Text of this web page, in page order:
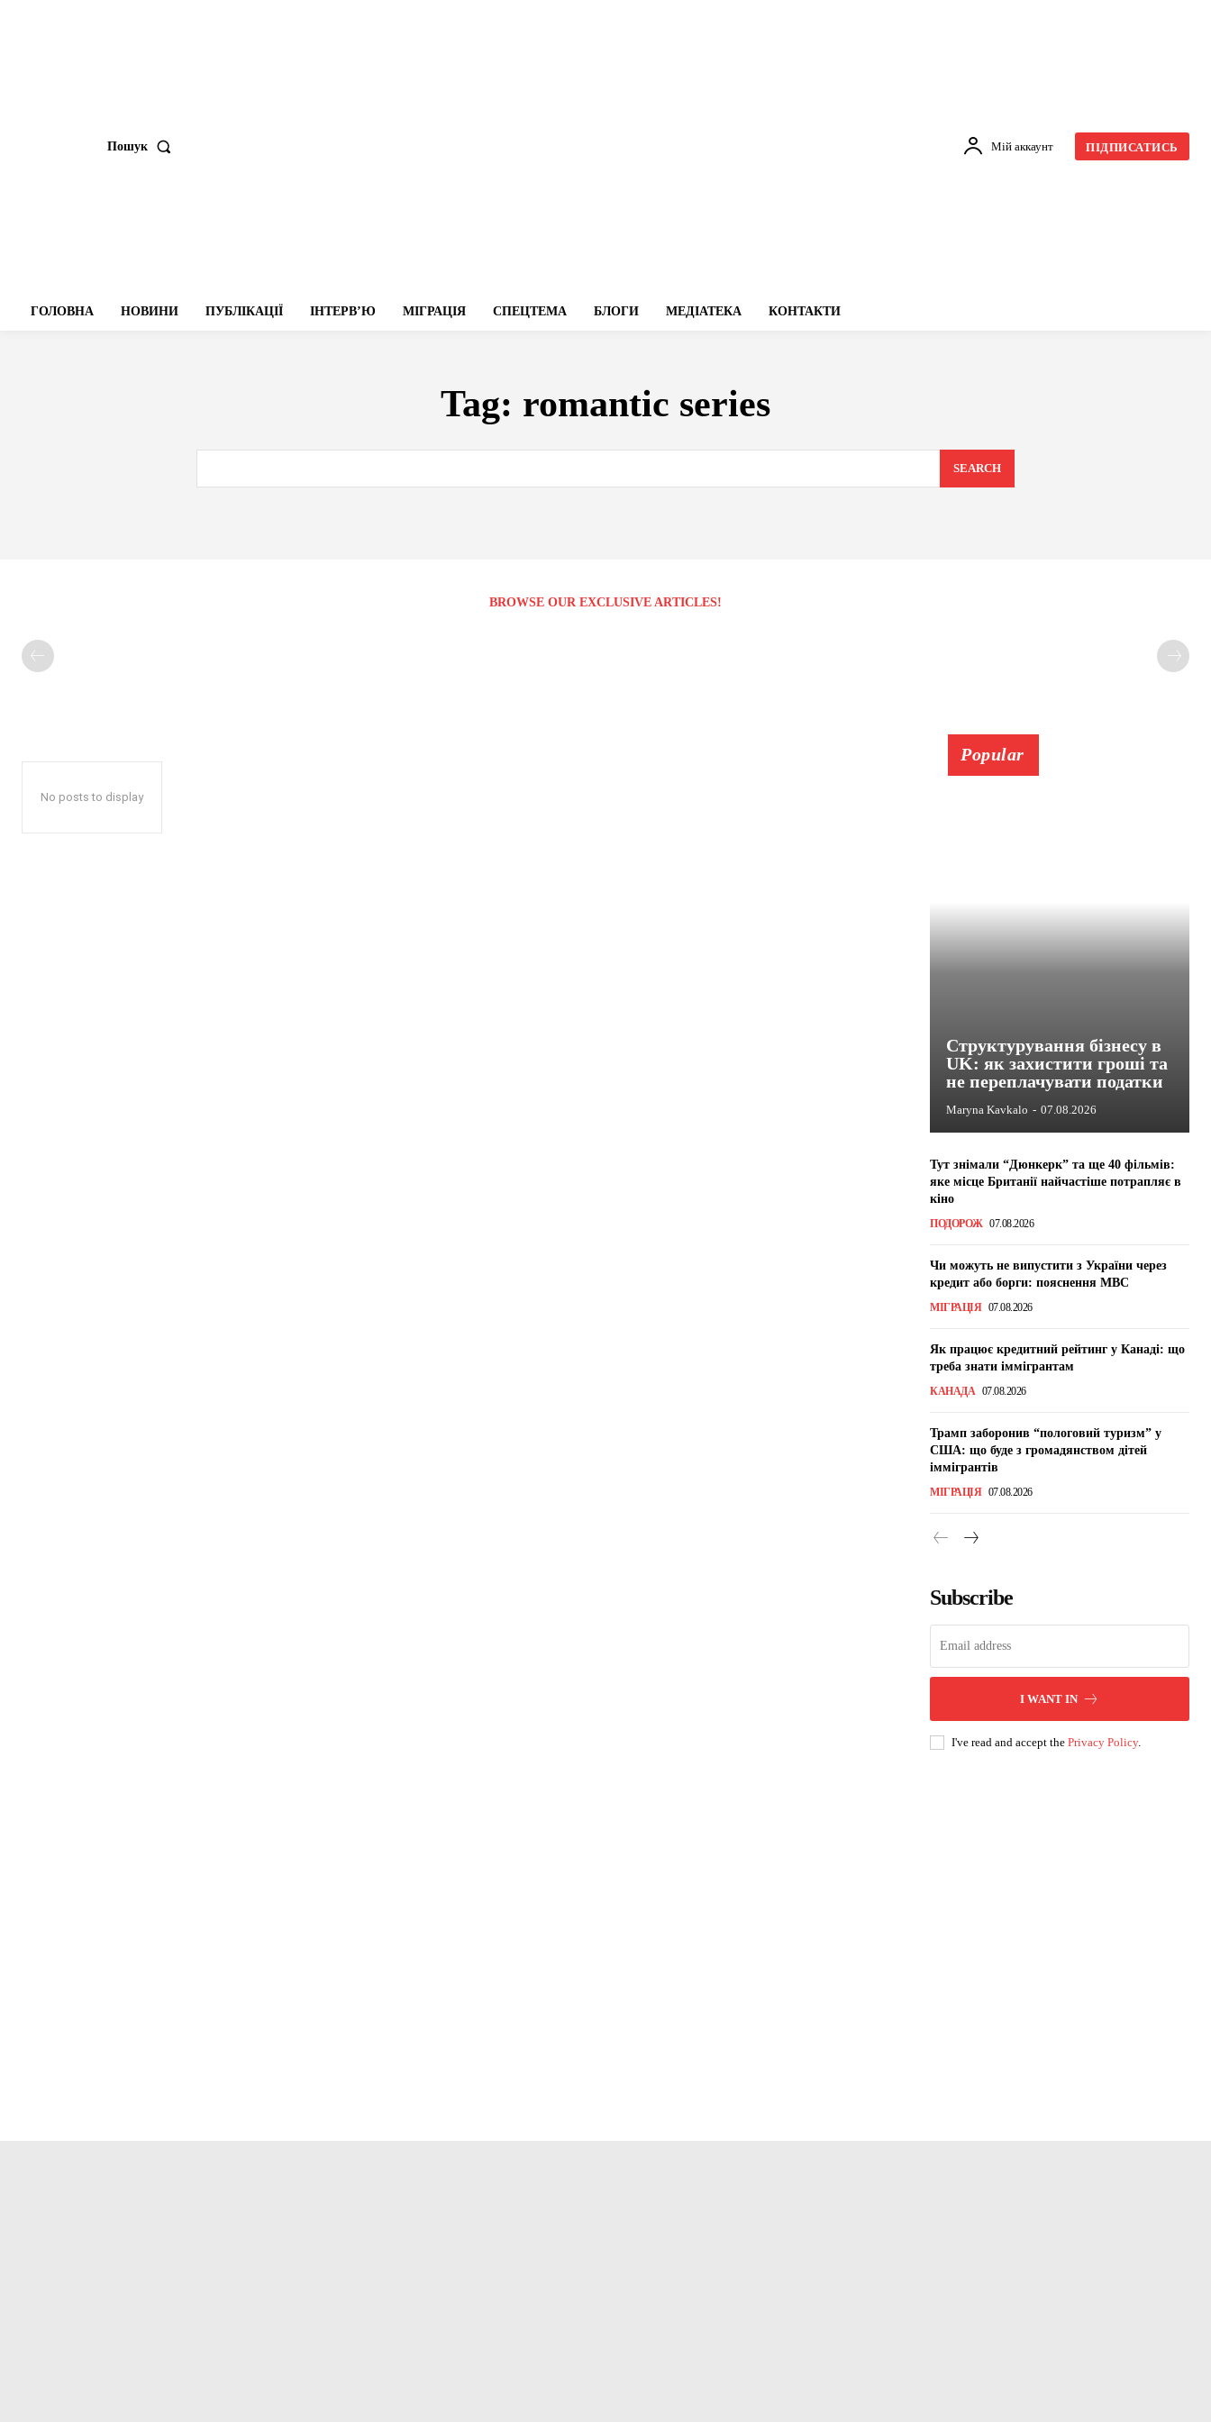
Пошук Мій аккаунт ПІДПИСАТИСЬ
ГОЛОВНА НОВИНИ ПУБЛІКАЦІЇ ІНТЕРВʼЮ МІГРАЦІЯ СПЕЦТЕМА БЛОГИ МЕДІАТЕКА КОНТАКТИ
Tag: romantic series
SEARCH
BROWSE OUR EXCLUSIVE ARTICLES!
No posts to display
Popular
Структурування бізнесу в
UK: як захистити гроші та
не переплачувати податки
Maryna Kavkalo - 07.08.2026
Тут знімали “Дюнкерк” та ще 40 фільмів:
яке місце Британії найчастіше потрапляє в
кіно
ПОДОРОЖ 07.08.2026
Чи можуть не випустити з України через
кредит або борги: пояснення МВС
МІГРАЦІЯ 07.08.2026
Як працює кредитний рейтинг у Канаді: що
треба знати іммігрантам
КАНАДА 07.08.2026
Трамп заборонив “пологовий туризм” у
США: що буде з громадянством дітей
іммігрантів
МІГРАЦІЯ 07.08.2026
Subscribe
I WANT IN
I've read and accept the Privacy Policy.